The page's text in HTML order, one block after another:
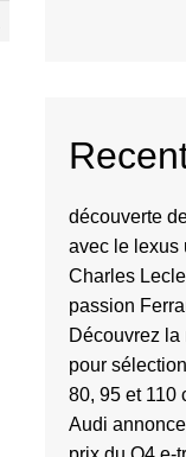
découverte
avec le lexus
Charles
passion
Découvrez
pour
80, 95 et 110
Audi